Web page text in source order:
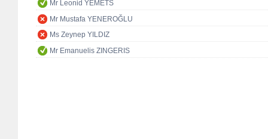
Mr Leonid YEMETS
Mr Mustafa YENEROĞLU
Ms Zeynep YILDIZ
Mr Emanuelis ZINGERIS